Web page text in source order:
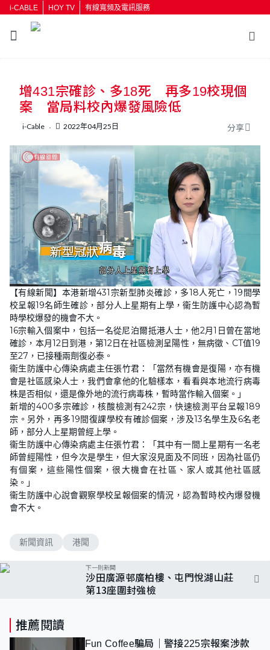
i-CABLE HOY TV 有線寬頻及電訊服務
按輸入鍵開始搜尋
增431宗確診、多18死 再多19校現個
案 當局料校內爆發風險低
i-Cable 2022年04月25日 分享
U
n
m
u
t
e
L
o
a
d
e
:
4
.
5
8
%
【有線新聞】本港新增431宗新型肺炎確診，多18人死亡，19間學
校呈報19名師生確診，部分人上星期有上學，衞生防護中心認為暫
時學校爆發的機會不大。
16宗輸入個案中，包括一名從尼泊爾抵港人士，他2月1日曾在當地
確診，本月12日到港，第12日在社區檢測呈陽性，無病徵、CT值19
至27，已接種兩劑復必泰。
衞生防護中心傳染病處主任張竹君：「當然有機會是復陽，亦有機
會是社區感染人士，我們會拿他的化驗樣本，看看與本地流行病毒
株是否相似，還是像外地的流行病毒株，暫時當作輸入個案。」
新增的400多宗確診，核酸檢測有242宗，快速檢測平台呈報189
宗。另外，再多19間復課學校有確診個案，涉及13名學生及6名老
師，部分人上星期曾經上學。
衞生防護中心傳染病處主任張竹君：「其中有一間上星期有一名老
師曾經陽性，但今次是學生，但大家沒見面及不同班，因為社區仍
有個案，這些陽性個案，很大機會在社區、家人或其他社區感
染。」
衞生防護中心說會觀察學校呈報個案的情況，認為暫時校內爆發機
會不大。
新聞資訊 港聞
下一則新聞
沙田廣源邨廣柏樓、屯門悅湖山莊
第13座圍封強檢
推薦閱讀
Fun Coffee騙局｜警接225宗報案涉款